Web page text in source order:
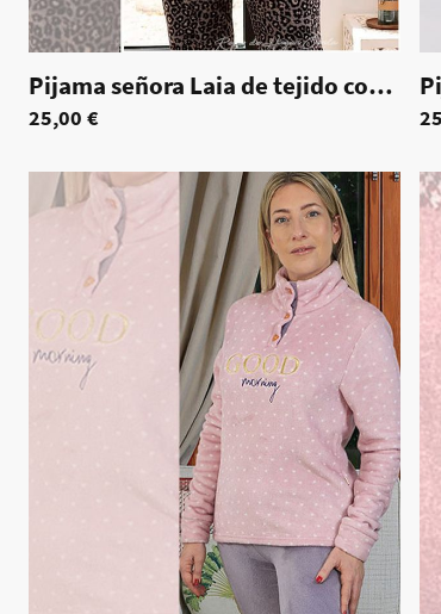
Pijama señora Laia de tejido coralina
25,00 €